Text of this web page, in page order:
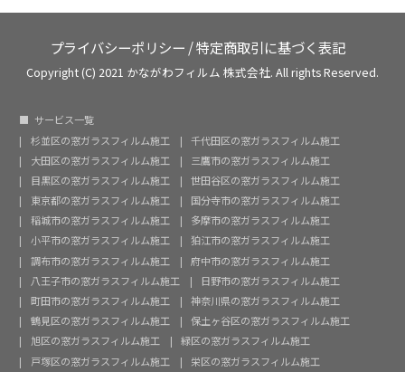
プライバシーポリシー /特定商取引に基づく表記
Copyright (C) 2021 かながわフィルム 株式会社. All rights Reserved.
サービス一覧
杉並区の窓ガラスフィルム施工
千代田区の窓ガラスフィルム施工
大田区の窓ガラスフィルム施工
三鷹市の窓ガラスフィルム施工
目黒区の窓ガラスフィルム施工
世田谷区の窓ガラスフィルム施工
東京都の窓ガラスフィルム施工
国分寺市の窓ガラスフィルム施工
稲城市の窓ガラスフィルム施工
多摩市の窓ガラスフィルム施工
小平市の窓ガラスフィルム施工
狛江市の窓ガラスフィルム施工
調布市の窓ガラスフィルム施工
府中市の窓ガラスフィルム施工
八王子市の窓ガラスフィルム施工
日野市の窓ガラスフィルム施工
町田市の窓ガラスフィルム施工
神奈川県の窓ガラスフィルム施工
鶴見区の窓ガラスフィルム施工
保土ヶ谷区の窓ガラスフィルム施工
旭区の窓ガラスフィルム施工
緑区の窓ガラスフィルム施工
戸塚区の窓ガラスフィルム施工
栄区の窓ガラスフィルム施工